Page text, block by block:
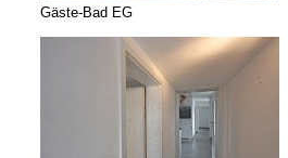
Gäste-Bad EG